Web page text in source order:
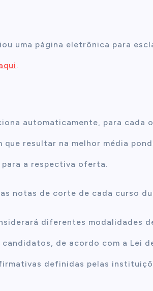
uma página eletrônica para
.
automaticamente, para cada
resultar na melhor média
a respectiva oferta.
notas de corte de cada curso
diferentes modalidades
de acordo com a Lei
definidas pelas